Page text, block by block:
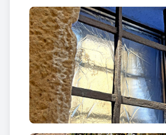
progressiu de població va
dens, on les cases es
dels carrers medievals, sense
com si el poble s’hagués anat
peça a peça.
Durant els segles XVI i XVII, el
seva fesomia actual. Tot i les